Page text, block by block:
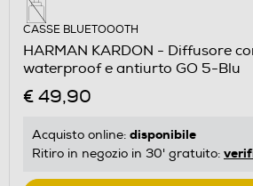
CASSE BLUETOOOTH
HARMAN KARDON - Diffusore
waterproof e antiurto GO 5-Blu
€ 49,90
Acquisto online: disponibile
Ritiro in negozio in 30' gratuito: